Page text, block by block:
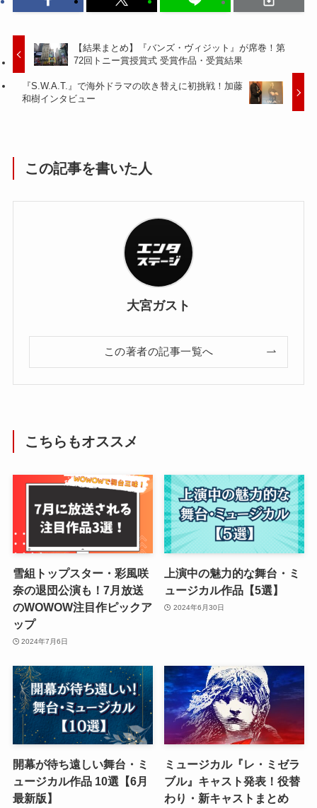
【結果まとめ】『バンズ・ヴィジット』が席巻！第
72回トニー賞授賞式 受賞作品・受賞結果
『S.W.A.T.』で海外ドラマの吹き替えに初挑戦！加藤
和樹インタビュー
この記事を書いた人
大宮ガスト
この著者の記事一覧へ
こちらもオススメ
雪組トップスター・彩風咲
奈の退団公演も！7月放送
のWOWOW注目作ピックア
ップ
2024年7月6日
上演中の魅力的な舞台・ミ
ュージカル作品【5選】
2024年6月30日
開幕が待ち遠しい舞台・ミ
ュージカル作品 10選【6月
最新版】
ミュージカル『レ・ミゼラ
ブル』キャスト発表！役替
わり・新キャストまとめ